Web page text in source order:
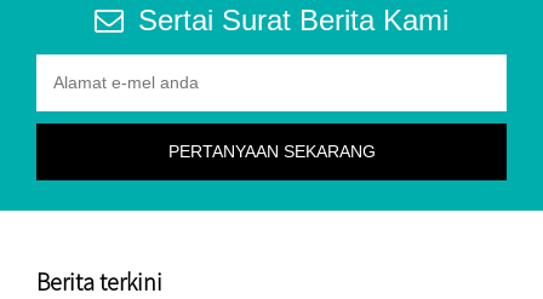
Sertai Surat Berita Kami
Berita terkini